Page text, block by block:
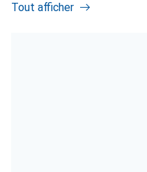
Tout afficher